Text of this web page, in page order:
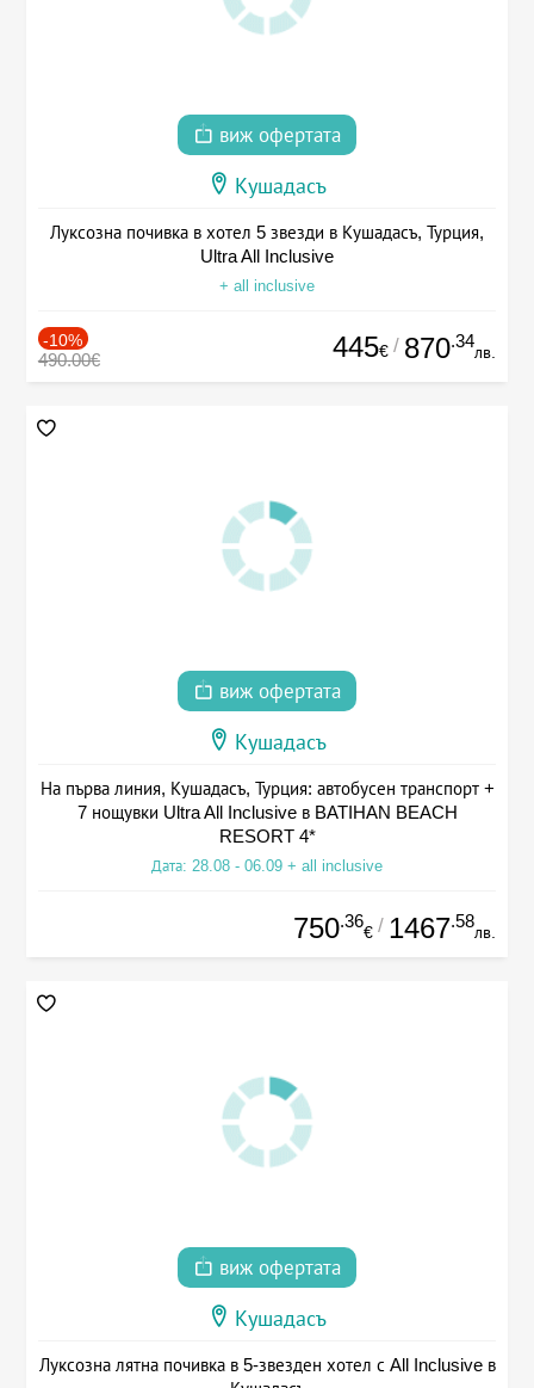
виж офертата
Кушадасъ
Луксозна почивка в хотел 5 звезди в Кушадасъ, Турция,
Ultra All Inclusive
+ all inclusive
-10%
490.00€ 445€ / 870.34
лв.
виж офертата
Кушадасъ
На първа линия, Кушадасъ, Турция: автобусен транспорт +
7 нощувки Ultra All Inclusive в BATIHAN BEACH
RESORT 4*
Дата: 28.08 - 06.09 + all inclusive
750.36
€ / 1467.58
лв.
виж офертата
Кушадасъ
Луксозна лятна почивка в 5-звезден хотел с All Inclusive в